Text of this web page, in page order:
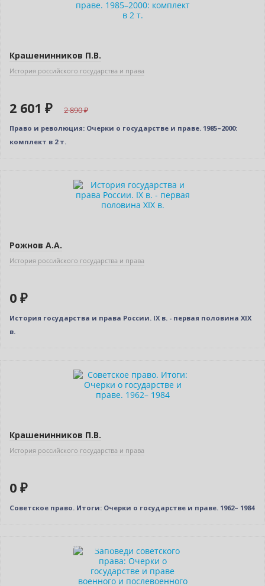
Крашенинников П.В.
История российского государства и права
2 601 ₽ 2 890
Право и революция: Очерки о государстве и праве. 1985–2000:
комплект в 2 т.
Рожнов А.А.
История российского государства и права
0 ₽
История государства и права России. IX в. - первая половина XIX
в.
Крашенинников П.В.
История российского государства и права
0 ₽
Советское право. Итоги: Очерки о государстве и праве. 1962– 1984
Индивидуальный подход